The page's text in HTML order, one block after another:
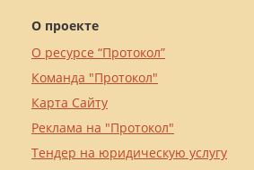
О проекте
О ресурсе “Протокол”
Команда "Протокол"
Карта Сайту
Реклама на "Протокол"
Тендер на юридическую услугу